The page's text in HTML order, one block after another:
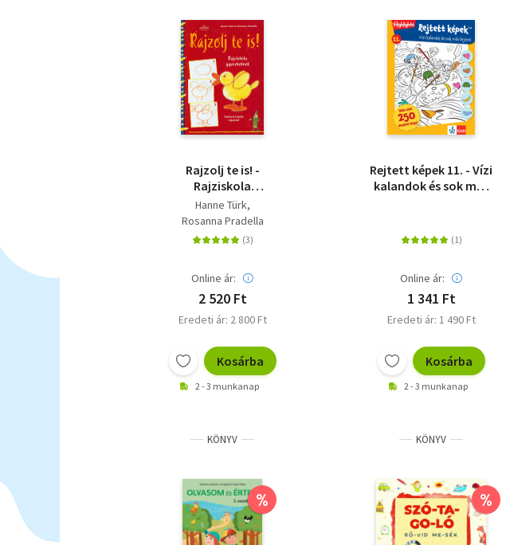
Rajzolj te is! -
Rajziskola
gyerekeknek
Hanne Türk
Rosanna Pradella
Online ár:
2 520 Ft
Eredeti ár: 2 800 Ft
Kosárba
2 - 3 munkanap
Rejtett képek 11. - Vízi
kalandok és sok más
Online ár:
1 341 Ft
Eredeti ár: 1 490 Ft
Kosárba
2 - 3 munkanap
KÖNYV
%
KÖNYV
%